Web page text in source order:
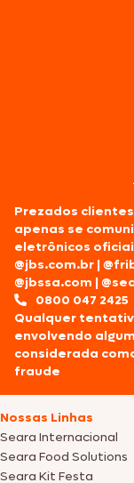
Prezados
apenas se
eletrônicos
@jbs.com.br |
@jbssa.com |
0800 047 2425
Qualquer
envolvendo
considerada
fraude
Nossas Linhas
Seara Internacional
Seara Food Solutions
Seara Kit Festa